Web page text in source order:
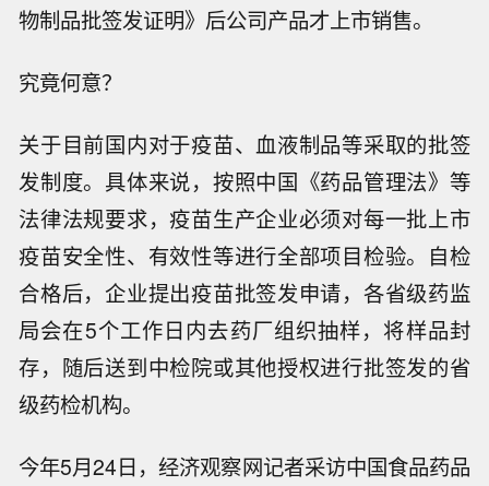
物制品批签发证明》后公司产品才上市销售。
究竟何意？
关于目前国内对于疫苗、血液制品等采取的批签
发制度。具体来说，按照中国《药品管理法》等
法律法规要求，疫苗生产企业必须对每一批上市
疫苗安全性、有效性等进行全部项目检验。自检
合格后，企业提出疫苗批签发申请，各省级药监
局会在5个工作日内去药厂组织抽样，将样品封
存，随后送到中检院或其他授权进行批签发的省
级药检机构。
今年5月24日，经济观察网记者采访中国食品药品